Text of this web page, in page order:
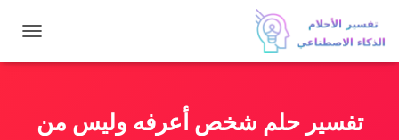
ب
تفسير حلم شخص أعرفه وليس من